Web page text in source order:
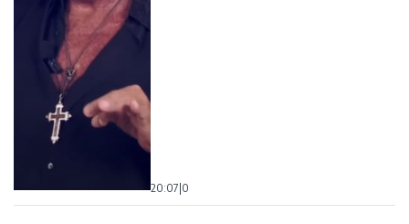
20:07|0